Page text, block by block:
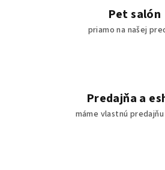
Pet salón
priamo na našej
Predajňa a
máme vlastnú